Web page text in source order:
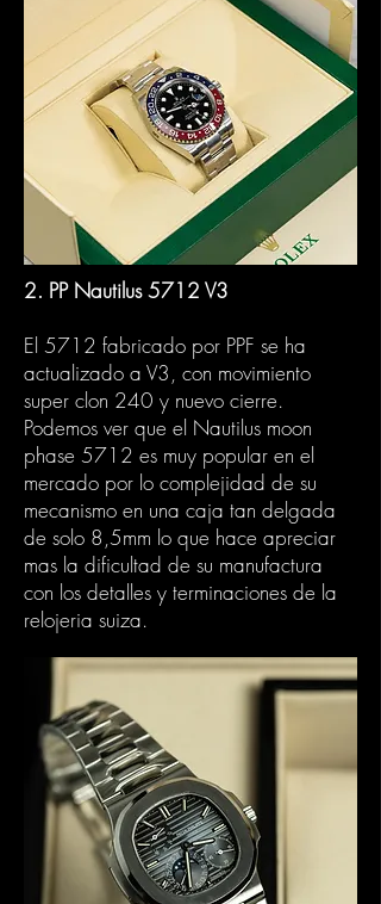
2. PP Nautilus 5712 V3
El 5712 fabricado por PPF se ha
actualizado a V3, con movimiento
super clon 240 y nuevo cierre.
Podemos ver que el Nautilus moon
phase 5712 es muy popular en el
mercado por lo complejidad de su
mecanismo en una caja tan delgada
de solo 8,5mm lo que hace apreciar
mas la dificultad de su manufactura
con los detalles y terminaciones de la
relojeria suiza.